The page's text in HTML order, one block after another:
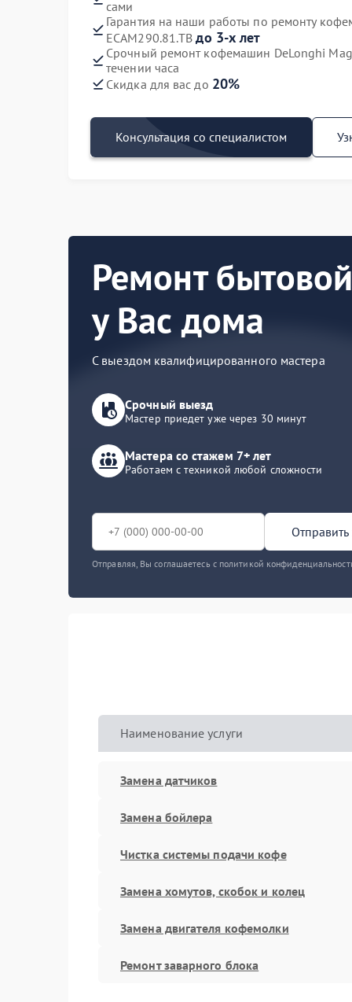
сами
Гарантия на наши работы по ремонту
ECAM290.81.TBдо 3-х лет
Срочный ремонт кофемашин DeLonghi
течении часа
Скидка для вас до 20%
Консультация со специалистом
Ремонт
у Вас дома
С выездом квалифицированного мастера
Срочный выезд
Мастер приедет уже через 30 минут
Мастера со стажем 7+ лет
Работаем с техникой любой сложности
Отправить
Отправляя, Вы соглашаетесь с политикой
Наименование услуги
Замена датчиков
Замена бойлера
Чистка системы подачи кофе
Замена хомутов, скобок и колец
Замена двигателя кофемолки
Ремонт заварного блока